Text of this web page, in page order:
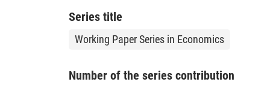
Series title
Working Paper Series in Economics
Number of the series contribution